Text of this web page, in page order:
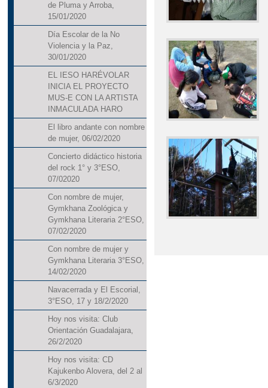
de Pluma y Arroba,
15/01/2020
Día Escolar de la No
Violencia y la Paz,
30/01/2020
EL IESO HARÉVOLAR
INICIA EL PROYECTO
MUS-E CON LA ARTISTA
INMACULADA HARO
El libro andante con nombre
de mujer, 06/02/2020
Concierto didáctico historia
del rock 1° y 3°ESO,
07/02020
Con nombre de mujer,
Gymkhana Zoológica y
Gymkhana Literaria 2°ESO,
07/02/2020
Con nombre de mujer y
Gymkhana Literaria 3°ESO,
14/02/2020
Navacerrada y El Escorial,
3°ESO, 17 y 18/2/2020
Hoy nos visita: Club
Orientación Guadalajara,
26/2/2020
Hoy nos visita: CD
Kajukenbo Alovera, del 2 al
6/3/2020